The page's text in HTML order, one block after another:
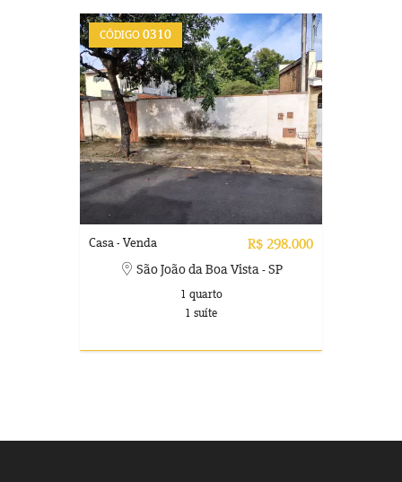
CÓDIGO 0310
Casa - Venda R$ 298.000
São João da Boa Vista - SP
1 quarto
1 suíte